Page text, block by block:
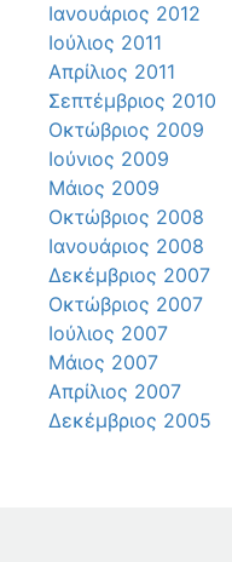
Ιανουάριος 2012
Ιούλιος 2011
Απρίλιος 2011
Σεπτέμβριος 2010
Οκτώβριος 2009
Ιούνιος 2009
Μάιος 2009
Οκτώβριος 2008
Ιανουάριος 2008
Δεκέμβριος 2007
Οκτώβριος 2007
Ιούλιος 2007
Μάιος 2007
Απρίλιος 2007
Δεκέμβριος 2005